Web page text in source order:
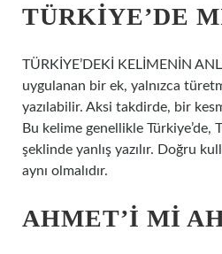
TÜRKIYE’DE
TÜRKİYE’DEKİ KELİMENİN
uygulanan bir ek, yalnızca
yazılabilir. Aksi takdirde, bir
Bu kelime genellikle Türkiye’de,
şeklinde yanlış yazılır. Doğru
aynı olmalıdır.
AHMET’I MI